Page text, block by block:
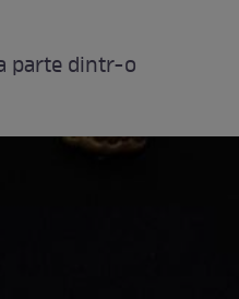
parte dintr-o